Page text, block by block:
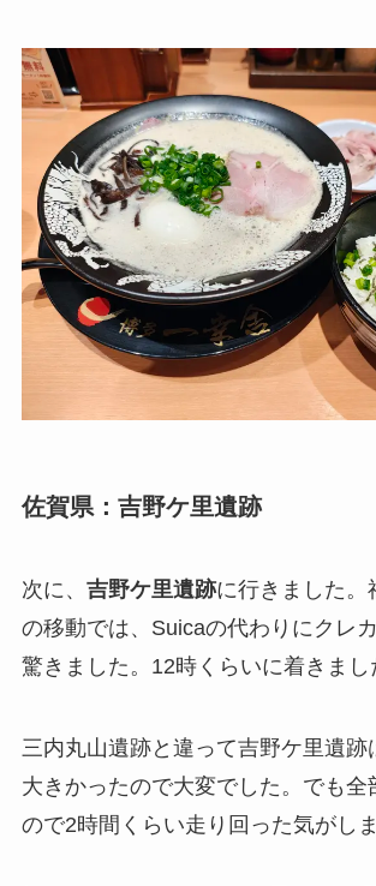
佐賀県：吉野ケ里遺跡
次に、 吉野ケ里遺跡に行きました。
の移動では、Suicaの代わりにクレ
驚きました。12時くらいに着きまし
三内丸山遺跡と違って吉野ケ里遺跡
大きかったので大変でした。でも全
ので2時間くらい走り回った気がしま